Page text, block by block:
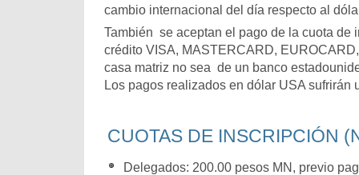
cambio internacional del día respecto al
También se aceptan el pago de la cuota de
crédito VISA, MASTERCARD,
casa matriz no sea de un banco
Los pagos realizados en dólar USA sufrirán
CUOTAS DE INSCRIPCIÓN
Delegados: 200.00 pesos MN, previo